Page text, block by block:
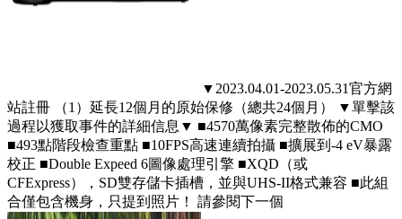
▼2023.04.01-2023.05.31官方網
站註冊 （1）延長12個月的原始保修（總共24個月） ▼單擊該
過程以獲取事件的詳細信息▼ ■4570萬像素完整散佈的CMO
■493點階段檢查重點 ■10FPS高速連續拍攝 ■擴展到-4 eV暴露
校正 ■Double Expeed 6圖像處理引擎 ■XQD（或
CFExpress），SD雙存儲卡插槽，並與UHS-II格式兼容 ■此組
合僅包含機身，只提到照片！ 請參閱下一個